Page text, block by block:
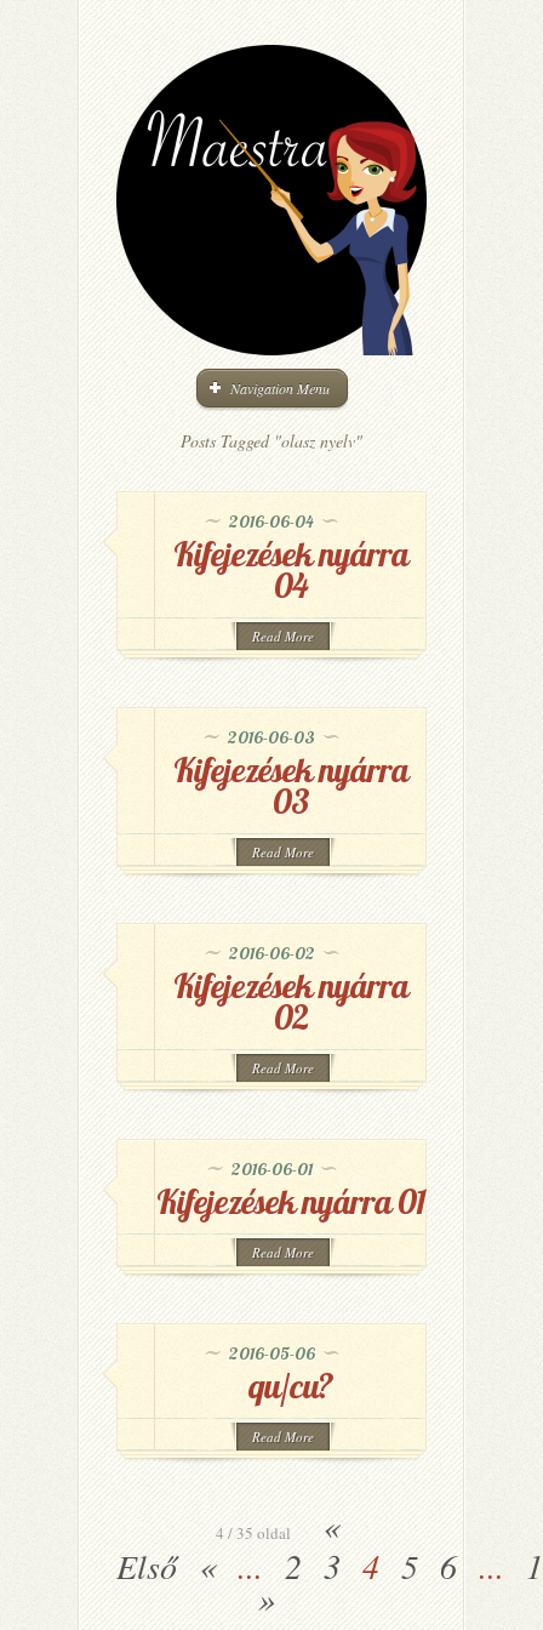
Navigation Menu
Posts Tagged "olasz nyelv"
2016-06-04
Kifejezések nyárra
04
Read More
2016-06-03
Kifejezések nyárra
03
Read More
2016-06-02
Kifejezések nyárra
02
Read More
2016-06-01
Kifejezések nyárra 01
Read More
2016-05-06
qu/cu?
Read More
4 / 35 oldal
«
Első « ... 2 3 4 5 6 ...
»